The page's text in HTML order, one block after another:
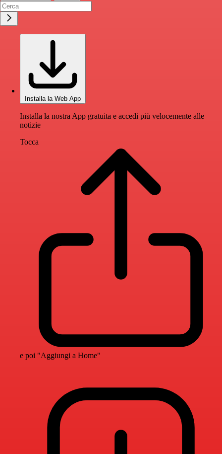
Installa la Web App
Installa la nostra App gratuita e accedi più velocemente alle
notizie
Tocca
e poi "Aggiungi a Home"